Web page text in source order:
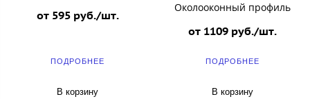
от 595 руб./шт.
ПОДРОБНЕЕ
В корзину
Околооконный профиль
от 1109 руб./шт.
ПОДРОБНЕЕ
В корзину